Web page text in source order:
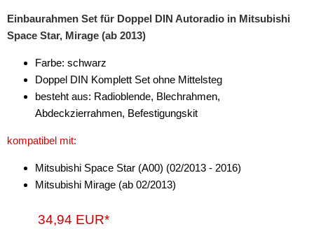
Einbaurahmen Set für Doppel DIN Autoradio in Mitsubishi
Space Star, Mirage (ab 2013)
Farbe: schwarz
Doppel DIN Komplett Set ohne Mittelsteg
besteht aus: Radioblende, Blechrahmen,
Abdeckzierrahmen, Befestigungskit
kompatibel mit:
Mitsubishi Space Star (A00) (02/2013 - 2016)
Mitsubishi Mirage (ab 02/2013)
34,94 EUR*